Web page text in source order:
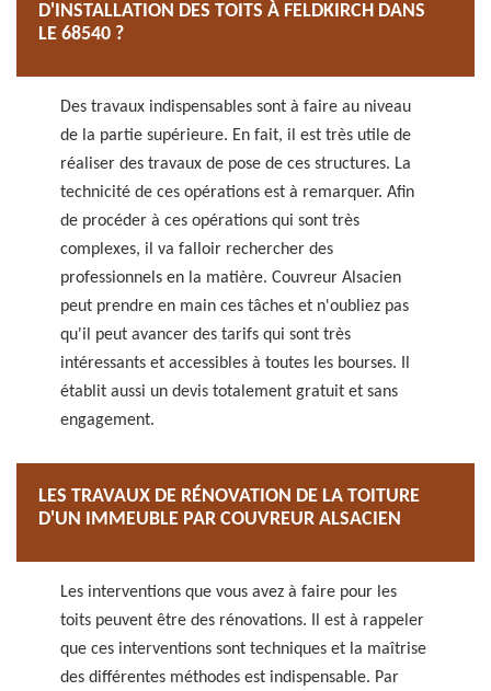
D'INSTALLATION DES TOITS À FELDKIRCH DANS
LE 68540 ?
Des travaux indispensables sont à faire au niveau
de la partie supérieure. En fait, il est très utile de
réaliser des travaux de pose de ces structures. La
technicité de ces opérations est à remarquer. Afin
de procéder à ces opérations qui sont très
complexes, il va falloir rechercher des
professionnels en la matière. Couvreur Alsacien
peut prendre en main ces tâches et n'oubliez pas
qu'il peut avancer des tarifs qui sont très
intéressants et accessibles à toutes les bourses. Il
établit aussi un devis totalement gratuit et sans
engagement.
LES TRAVAUX DE RÉNOVATION DE LA TOITURE
D'UN IMMEUBLE PAR COUVREUR ALSACIEN
Les interventions que vous avez à faire pour les
toits peuvent être des rénovations. Il est à rappeler
que ces interventions sont techniques et la maîtrise
des différentes méthodes est indispensable. Par